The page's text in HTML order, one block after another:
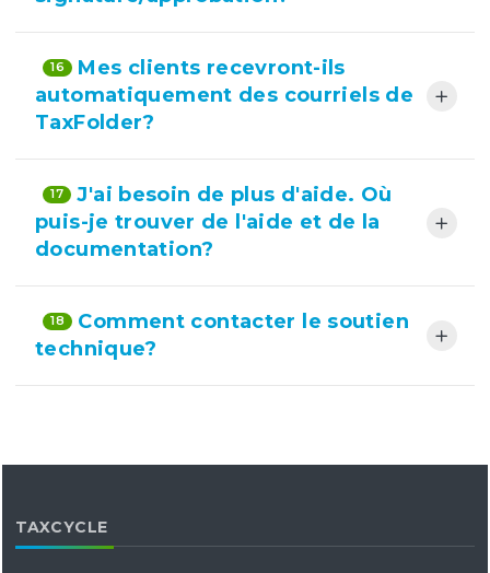
16
Mes clients recevront-ils
automatiquement des courriels de
TaxFolder?
17
J'ai besoin de plus d'aide. Où
puis-je trouver de l'aide et de la
documentation?
18
Comment contacter le soutien
technique?
TAXCYCLE